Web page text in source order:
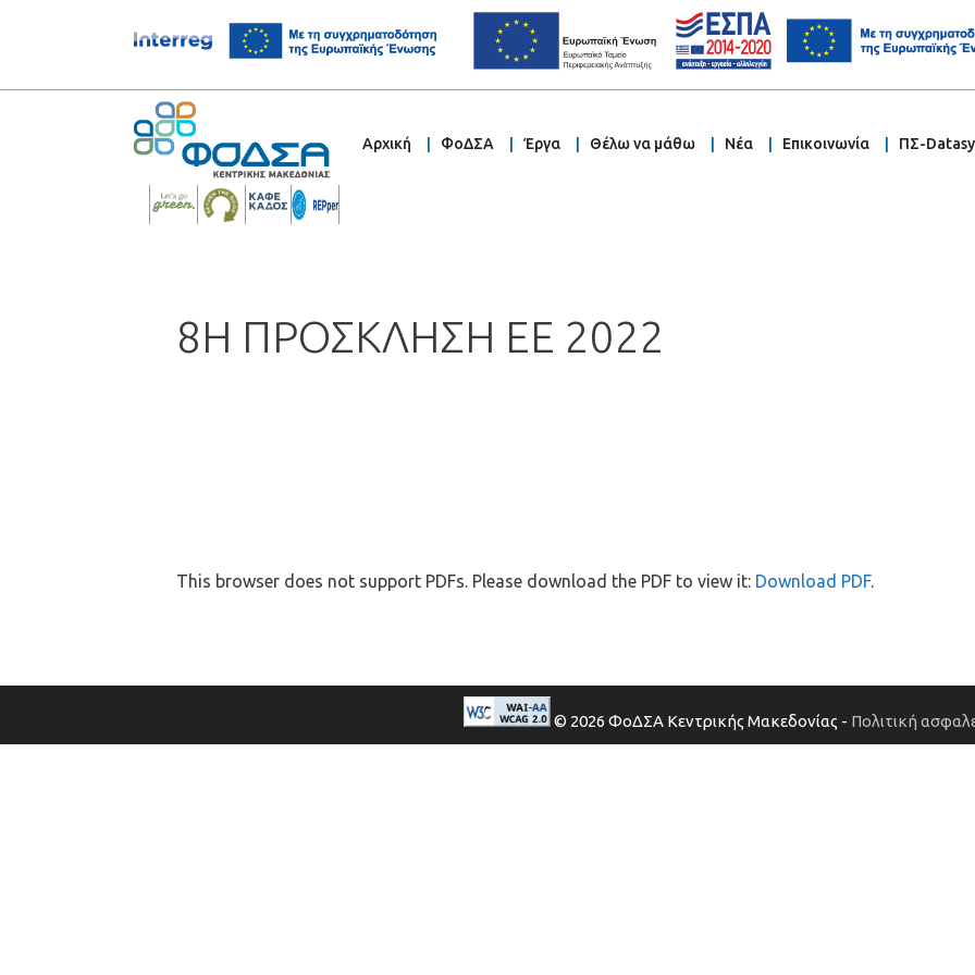
Αρχική ΦοΔΣΑ Έργα Θέλω να μάθω Νέα Επικοινωνία ΠΣ-
8Η ΠΡΟΣΚΛΗΣΗ ΕΕ 2022
This browser does not support PDFs. Please download the PDF to view it: Download PDF.
© 2026 ΦοΔΣΑ Κεντρικής Μακεδονίας - Πολιτική